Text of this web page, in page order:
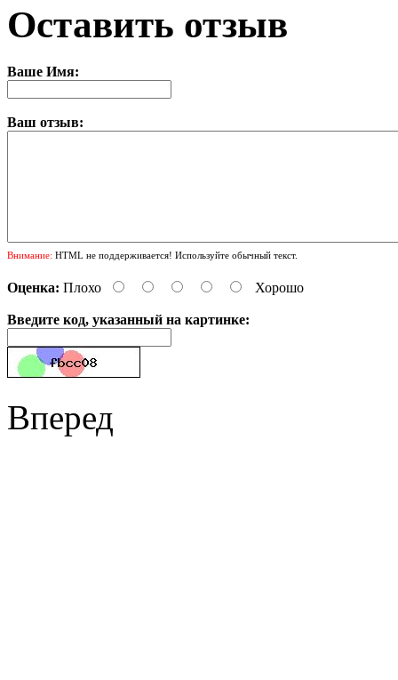
Оставить отзыв
Ваше Имя:
Ваш отзыв:
Внимание: HTML не поддерживается! Используйте обычный текст.
Оценка: Плохо Хорошо
Введите код, указанный на картинке:
Вперед